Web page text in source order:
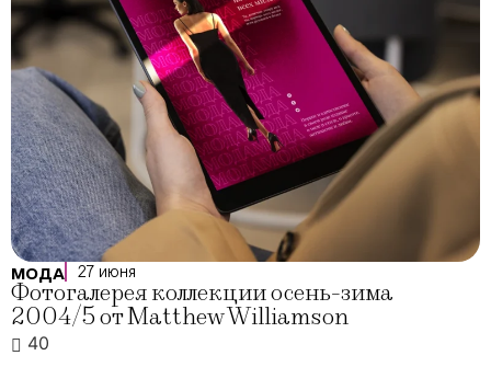
МОДА 27 июня
Фотогалерея коллекции осень-зима
2004/5 от Matthew Williamson
40